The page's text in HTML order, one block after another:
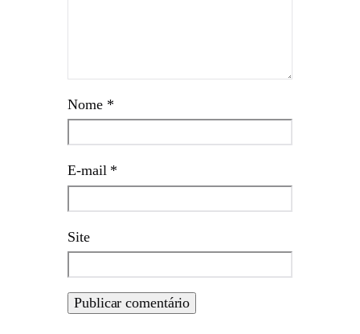
Nome *
E-mail *
Site